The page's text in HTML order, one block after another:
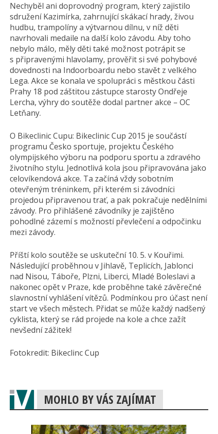
Nechyběl ani doprovodný program, který zajistilo
sdružení Kazimírka, zahrnující skákací hrady, živou
hudbu, trampolíny a výtvarnou dílnu, v níž děti
navrhovali medaile na další kolo závodu. Aby toho
nebylo málo, měly děti také možnost potrápit se
s připravenými hlavolamy, prověřit si své pohybové
dovednosti na Indoorboardu nebo stavět z velkého
Lega. Akce se konala ve spolupráci s městkou části
Prahy 18 pod záštitou zástupce starosty Ondřeje
Lercha, výhry do soutěže dodal partner akce – OC
Letňany.
O Bikeclinic Cupu: Bikeclinic Cup 2015 je součástí
programu Česko sportuje, projektu Českého
olympijského výboru na podporu sportu a zdravého
životního stylu. Jednotlivá kola jsou připravována jako
celovíkendová akce. Ta začíná vždy sobotním
otevřeným tréninkem, při kterém si závodníci
projedou připravenou trať, a pak pokračuje nedělními
závody. Pro přihlášené závodníky je zajištěno
pohodlné zázemí s možností převlečení a odpočinku
mezi závody.
Příští kolo soutěže se uskuteční 10. 5. v Kouřimi.
Následující proběhnou v Jihlavě, Teplicích, Jablonci
nad Nisou, Táboře, Plzni, Liberci, Mladé Boleslavi a
nakonec opět v Praze, kde proběhne také závěrečné
slavnostní vyhlášení vítězů. Podmínkou pro účast není
start ve všech městech. Přidat se může každý nadšený
cyklista, který se rád projede na kole a chce zažít
nevšední zážitek!
Fotokredit: Bikeclinc Cup
MOHLO BY VÁS ZAJÍMAT